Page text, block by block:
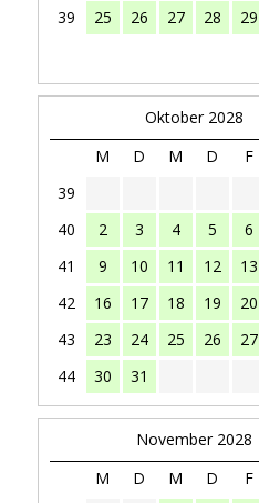
39
25 26 27 28 29
Oktober 2028
M
D M D F
39
40
2 3 4 5 6
41
9 10 11 12 13
42
16 17 18 19 20
43
23 24 25 26 27
44
30 31
November 2028
M
D M D F